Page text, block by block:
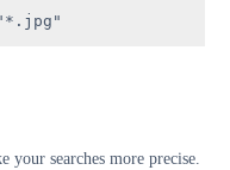
your searches more precise.